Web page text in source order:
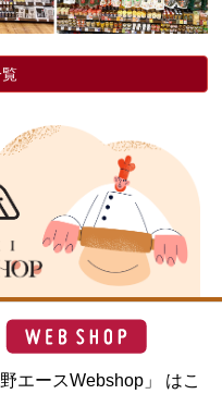
エースWebshop」 はこ